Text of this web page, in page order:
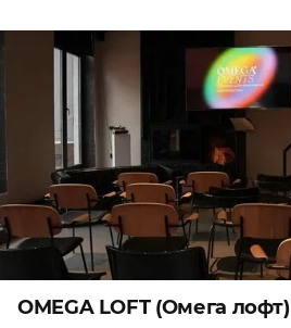
OMEGA LOFT (Омега лофт)